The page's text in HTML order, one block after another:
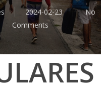
2024-02-23
No
Comments